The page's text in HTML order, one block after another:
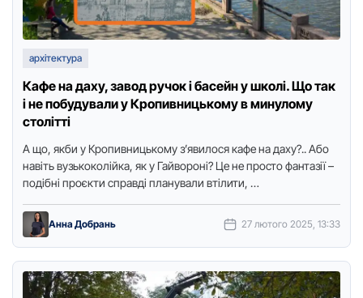
архітектура
Кафе на даху, завод ручок і басейн у школі. Що так
і не побудували у Кропивницькому в минулому
столітті
А що, якби у Кропивницькому з’явилося кафе на даху?.. Або
навіть вузькоколійка, як у Гайвороні? Це не просто фантазії –
подібні проєкти справді планували втілити, …
Анна Добрань 27 лютого 2025, 13:33